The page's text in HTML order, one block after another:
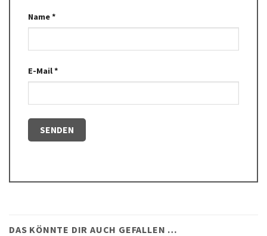
Name*
E-Mail*
DAS KÖNNTE DIR AUCH GEFALLEN …